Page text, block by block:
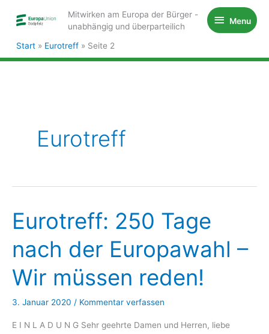
Inhalt
Mitwirken am Europa der Bürger -
unabhängig und überparteilich
Menu
Menu
Start Eurotreff Seite 2
Eurotreff
Eurotreff: 250 Tage
nach der Europawahl –
Wir müssen reden!
3. Januar 2020 / Kommentar verfassen
E I N L A D U N G Sehr geehrte Damen und Herren, liebe